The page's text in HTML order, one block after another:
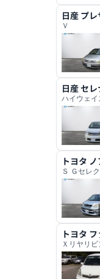
日産 プレ
Ｖ
日産セレ
ハイウェイ
トヨタ
Ｓ Ｇセレ
トヨタ
Ｘリヤリ